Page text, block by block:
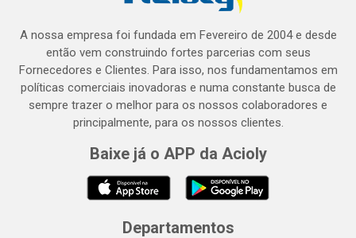
A nossa empresa foi fundada em Fevereiro de 2004 e desde
então vem construindo fortes parcerias com seus
Fornecedores e Clientes. Para isso, nos fundamentamos em
políticas comerciais inovadoras e numa constante busca de
sempre trazer o melhor para os nossos colaboradores e
principalmente, para os nossos clientes.
Baixe já o APP da Acioly
Departamentos